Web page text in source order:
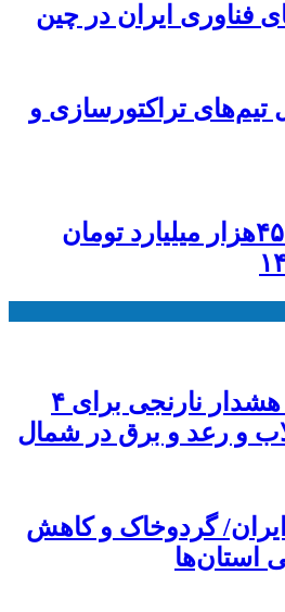
فناوری ایران در چین
تیم‌های تراکتورسازی و
پیش بینی وصول ۴۵۰هزار میلیارد تومان
هواشناسی ایران | هشدار نارنجی برای ۴
و رعد و برق در شمال
گردوخاک و کاهش
استان‌ها